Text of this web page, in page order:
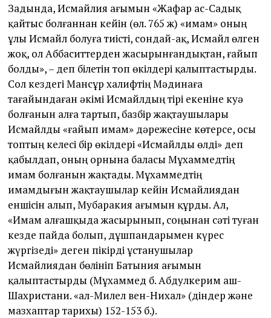
Задында, Исмайлия ағымын «Жафар ас-Садық
қайтыс болғаннан кейін (өл. 765 ж) «имам» оның
ұлы Исмайл болуға тиісті, сондай-ақ, Исмайл өлген
жоқ, ол Аббаситтерден жасырынғандықтан, ғайып
болды», – деп білетін топ өкілдері қалыптастырды.
Сол кездегі Мансұр халифтің Мәдинаға
тағайындаған әкімі Исмайлдың тірі екеніне куә
болғанын алға тартып, базбір жақтаушылары
Исмайлды «ғайып имам» дәрежесіне көтерсе, осы
топтың келесі бір өкілдері «Исмайлды өлді» деп
қабылдап, оның орнына баласы Мұхаммедтің
имам болғанын жақтады. Мұхаммедтің
имамдығын жақтаушылар кейін Исмайлиядан
еншісін алып, Мубаракия ағымын құрды. Ал,
«Имам алғашқыда жасырынып, соңынан сәті туған
кезде пайда болып, дұшпандарымен күрес
жүргізеді» деген пікірді ұстанушылар
Исмайлиядан бөлініп Батыния ағымын
қалыптастырды (Мұхаммед б. Абдулкерим аш-
Шахристани. «ал-Милел вен-Нихал» (діндер және
мазхаптар тарихы) 152-153 б.).